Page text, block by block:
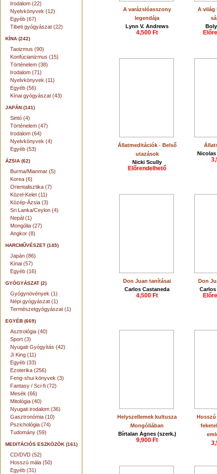
Irodalom (22)
Nyelvkönyvek (12)
Egyéb (67)
Tibeti gyógyászat (22)
KÍNA (242)
Taoizmus (90)
Konfúcianizmus (15)
Történelem (38)
Irodalom (71)
Nyelvkönyvek (11)
Egyéb (56)
Kínai gyógyászat (43)
JAPÁN (141)
Sintó (4)
Történelem (47)
Irodalom (64)
Nyelvkönyvek (4)
Egyéb (53)
ÁZSIA (62)
Burma/Mianmar (5)
Korea (6)
Orientalisztika (7)
Közel-Kelet (11)
Közép-Ázsia (3)
Sri Lanka/Ceylon (4)
Nepál (1)
Mongólia (27)
Angkor (8)
HARCMŰVÉSZET (145)
Japán (86)
Kínai (57)
Egyéb (16)
GYÓGYÁSZAT (2)
Gyógynövények (1)
Népi gyógyászat (1)
Természetgyógyászat (1)
EGYÉB (669)
Asztrológia (40)
Sport (3)
Nyugati Gyógyítás (42)
Ji King (11)
Egyéb (33)
Ezoterika (256)
Feng-shui könyvek (3)
Fantasy / Sci-fi (72)
Mesék (66)
Mitológia (40)
Nyugati irodalom (36)
Gasztronómia (10)
Pszichológia (74)
Tudomány (59)
MEDITÁCIÓS ESZKÖZÖK (161)
CD/DVD (52)
Hosszú mála (50)
Egyéb (31)
A varázslóasszony
legendája
Lynn V. Andrews
4,500 Ft
A világ
Állatmeditációk - Belső
utazások
Nicki Scully
Előrendelhető
Nicolas
Don Juan tanításai
Carlos Castaneda
4,500 Ft
Don
Helyszellemek kultusza
Mongóliában
Bírtalan Ágnes (szerk.)
9,900 Ft
Hosszú